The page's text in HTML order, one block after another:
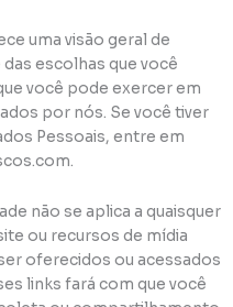
uma visão geral de
escolhas que você
você pode exercer em
por nós. Se você tiver
Pessoais, entre em
não se aplica a quaisquer
ou recursos de mídia
oferecidos ou acessados
links fará com que você